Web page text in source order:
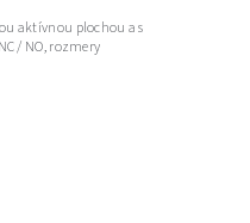
aktívnou plochou a s
/ NO, rozmery